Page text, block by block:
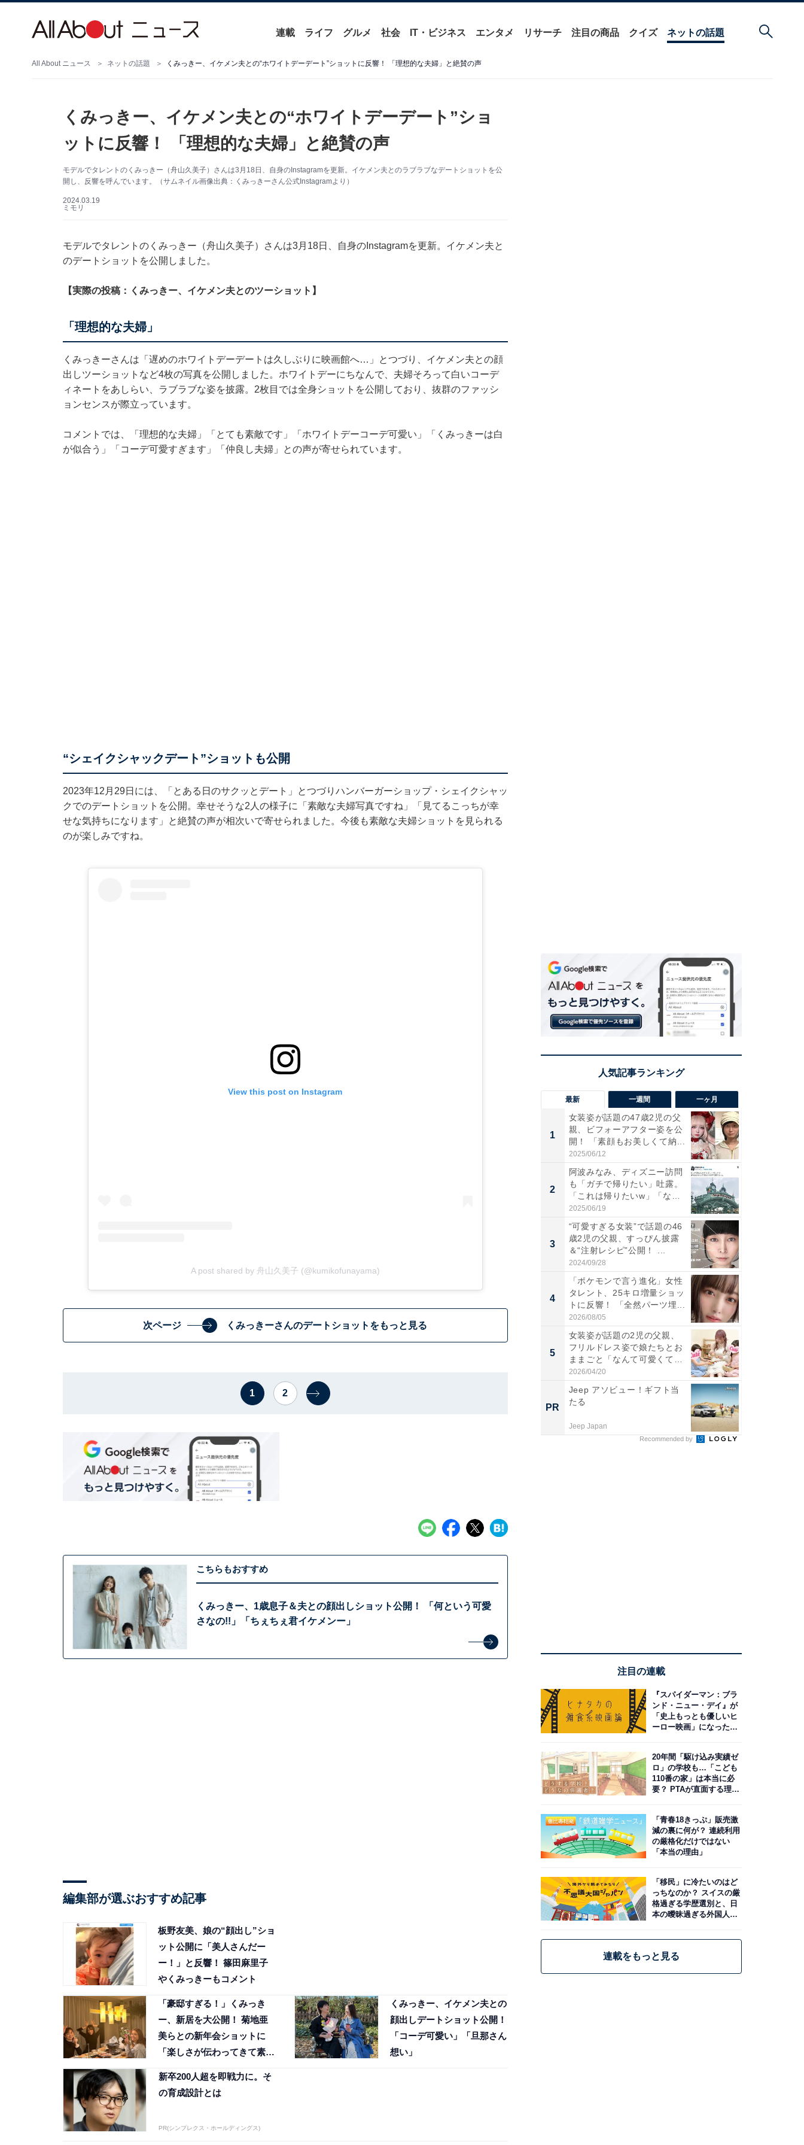
連載 ライフ グルメ 社会 IT・ビジネス エンタメ リサーチ 注目の商品 クイズ ネットの話題
All About ニュース ネットの話題 くみっきー、イケメン夫との“ホワイトデーデート”ショットに反響！ 「理想的な夫婦」と絶賛の声
くみっきー、イケメン夫との“ホワイトデーデート”ショ
ットに反響！ 「理想的な夫婦」と絶賛の声
モデルでタレントのくみっきー（舟山久美子）さんは3月18日、自身のInstagramを更新。イケメン夫とのラブラブなデートショットを公
開し、反響を呼んでいます。（サムネイル画像出典：くみっきーさん公式Instagramより）
2024.03.19
ミモリ
モデルでタレントのくみっきー（舟山久美子）さんは3月18日、自身のInstagramを更新。イケメン夫と
のデートショットを公開しました。
【実際の投稿：くみっきー、イケメン夫とのツーショット】
「理想的な夫婦」
くみっきーさんは「遅めのホワイトデーデートは久しぶりに映画館へ…」とつづり、イケメン夫との顔
出しツーショットなど4枚の写真を公開しました。ホワイトデーにちなんで、夫婦そろって白いコーデ
ィネートをあしらい、ラブラブな姿を披露。2枚目では全身ショットを公開しており、抜群のファッシ
ョンセンスが際立っています。
コメントでは、「理想的な夫婦」「とても素敵です」「ホワイトデーコーデ可愛い」「くみっきーは白
が似合う」「コーデ可愛すぎます」「仲良し夫婦」との声が寄せられています。
“シェイクシャックデート”ショットも公開
2023年12月29日には、「とある日のサクッとデート」とつづりハンバーガーショップ・シェイクシャッ
クでのデートショットを公開。幸せそうな2人の様子に「素敵な夫婦写真ですね」「見てるこっちが幸
せな気持ちになります」と絶賛の声が相次いで寄せられました。今後も素敵な夫婦ショットを見られる
のが楽しみですね。
View this post on Instagram
A post shared by 舟山久美子 (@kumikofunayama)
次ページ くみっきーさんのデートショットをもっと見る
1 2
こちらもおすすめ
くみっきー、1歳息子＆夫との顔出しショット公開！ 「何という可愛
さなの!!」「ちぇちぇ君イケメンー」
編集部が選ぶおすすめ記事
板野友美、娘の“顔出し”ショ
ット公開に「美人さんだー
ー！」と反響！ 篠田麻里子
やくみっきーもコメント
「豪邸すぎる！」くみっき
ー、新居を大公開！ 菊地亜
美らとの新年会ショットに
「楽しさが伝わってきて素
くみっきー、イケメン夫との
顔出しデートショット公開！
「コーデ可愛い」「旦那さん
想い」
新卒200人超を即戦力に。そ
の育成設計とは
PR(シンプレクス・ホールディングス)
最新 一週間 一ヶ月
1
女装姿が話題の47歳2児の父
親、ビフォーアフター姿を公
開！ 「素顔もお美しくて納...
2025/06/12
2
阿波みなみ、ディズニー訪問
も「ガチで帰りたい」吐露。
「これは帰りたいw」「なん
ち...
2025/06/19
3
“可愛すぎる女装”で話題の46
歳2児の父親、すっぴん披露
＆“注射レシピ”公開！ ...
2024/09/28
4
「ポケモンで言う進化」女性
タレント、25キロ増量ショッ
トに反響！ 「全然パーツ埋...
2026/08/05
5
女装姿が話題の2児の父親、
フリルドレス姿で娘たちとお
ままごと「なんて可愛くて平
和...
2026/04/20
PR
Jeep アソビュー！ギフト当
たる
Jeep Japan
Recommended by
注目の連載
『スパイダーマン：ブラ
ンド・ニュー・デイ』が
「史上もっとも優しいヒ
ーロー映画」になった理
20年間「駆け込み実績ゼ
ロ」の学校も…「こども
110番の家」は本当に必
要？ PTAが直面する理想
「青春18きっぷ」販売激
減の裏に何が？ 連続利用
の厳格化だけではない
「本当の理由」
「移民」に冷たいのはど
っちなのか？ スイスの厳
格過ぎる学歴選別と、日
本の曖昧過ぎる外国人政
連載をもっと見る